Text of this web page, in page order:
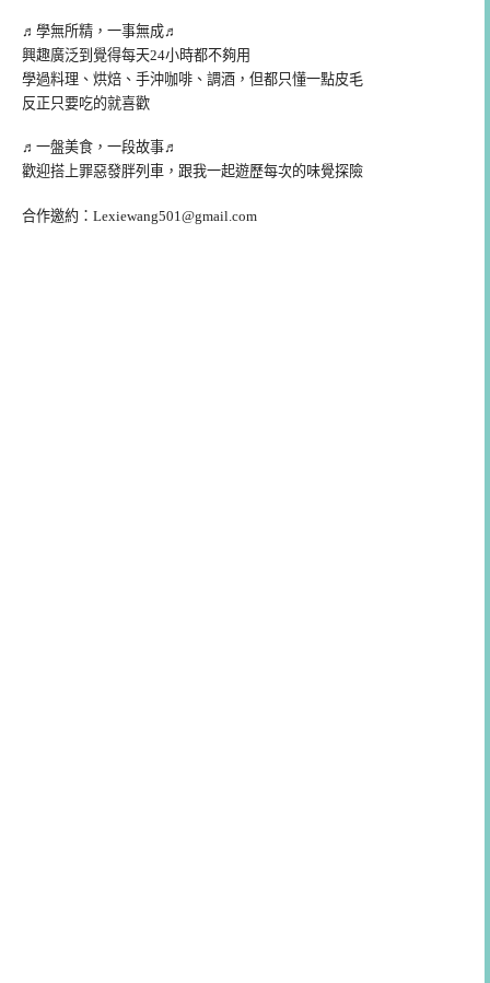
♬學無所精，一事無成♬
興趣廣泛到覺得每天24小時都不夠用
學過料理、烘焙、手沖咖啡、調酒，但都只懂一點皮毛
反正只要吃的就喜歡
♬一盤美食，一段故事♬
歡迎搭上罪惡發胖列車，跟我一起遊歷每次的味覺探險
合作邀約： Lexiewang501@gmail.com